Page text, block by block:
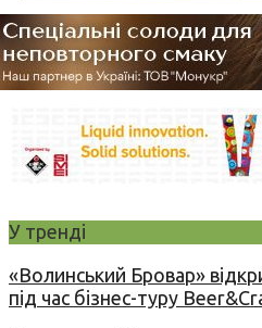
У тренді
«Волинський Бровар»
під час бізнес-туру